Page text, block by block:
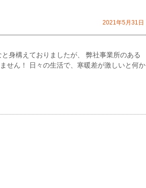
2021年5月31日
身構えておりましたが、 弊社事業所のある
せん！ 日々の生活で、寒暖差が激しいと何か